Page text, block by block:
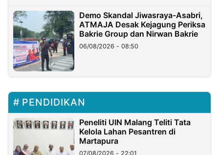
Demo Skandal Jiwasraya-Asabri,
ATMAJA Desak Kejagung Periksa
Bakrie Group dan Nirwan Bakrie
06/08/2026 - 08:50
PENDIDIKAN
Peneliti UIN Malang Teliti Tata
Kelola Lahan Pesantren di
Martapura
07/08/2026 - 22:01